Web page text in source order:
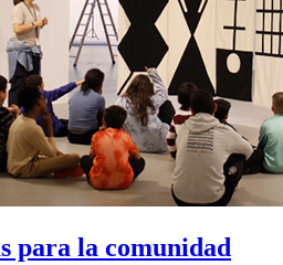
para la comunidad